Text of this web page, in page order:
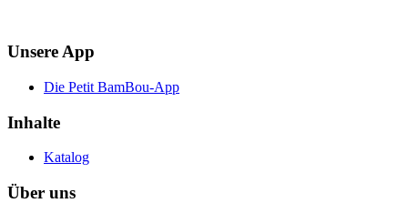
Unsere App
Die Petit BamBou-App
Inhalte
Katalog
Über uns